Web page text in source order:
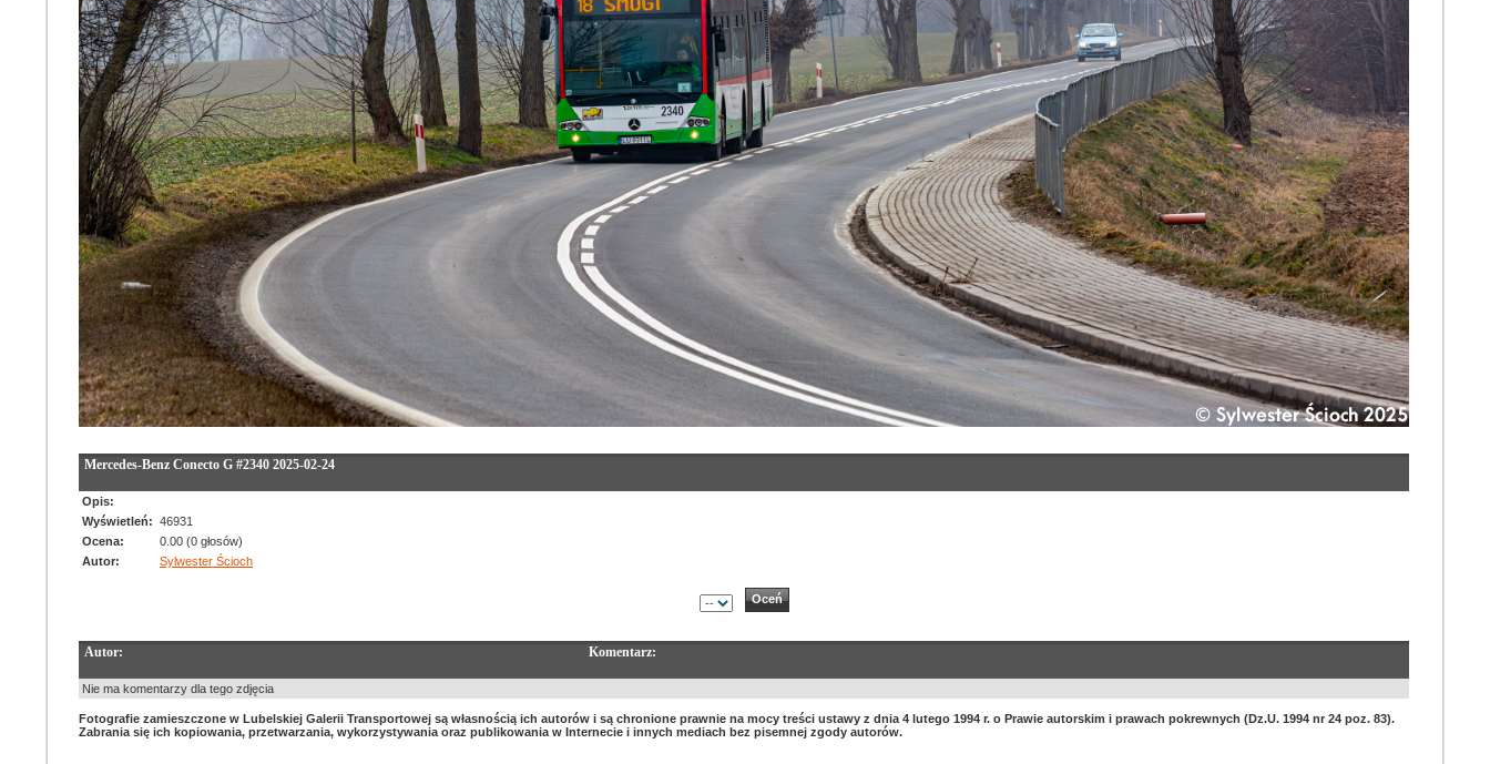
Mercedes-Benz Conecto G #2340 2025-02-24
Opis:
Wyświetleń: 46931
Ocena:
0.00 (0 głosów)
Autor:
Sylwester Ścioch
Autor: Komentarz:
Nie ma komentarzy dla tego zdjęcia
Fotografie zamieszczone w Lubelskiej Galerii Transportowej są własnością ich autorów i są chronione prawnie na mocy treści ustawy z dnia 4 lutego 1994 r. o Prawie autorskim i prawach pokrewnych (Dz.U. 1994 nr 24 poz. 83).
Zabrania się ich kopiowania, przetwarzania, wykorzystywania oraz publikowania w Internecie i innych mediach bez pisemnej zgody autorów.